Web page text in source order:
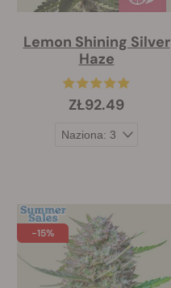
Lemon Shining Silver
Haze
ZŁ92.49
-15%